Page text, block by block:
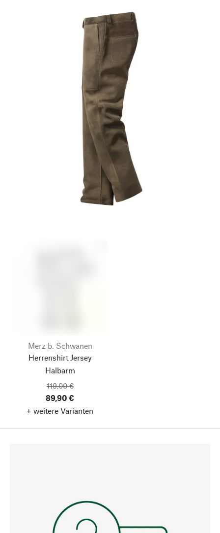
Merz b. Schwanen
Herrenshirt Jersey
Halbarm
119,00 €
89,90 €
+ weitere Varianten